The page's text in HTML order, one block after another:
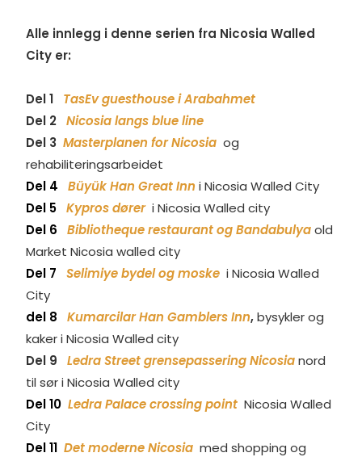
Alle innlegg i denne serien fra Nicosia Walled
City er:
Del 1
TasEv guesthouse i Arabahmet
Del 2 Nicosia langs blue line
Del 3 Masterplanen for Nicosia og
rehabiliteringsarbeidet
Del 4Büyük Han Great Inn i Nicosia Walled City
Del 5 Kypros dører i Nicosia Walled city
Del 6
Bibliotheque restaurant og Bandabulya old
Market Nicosia walled city
Del 7
Selimiye bydel og moskei Nicosia Walled
City
del 8
Kumarcilar Han Gamblers Inn,bysykler og
kaker i Nicosia Walled city
Del 9Ledra Street grensepassering Nicosianord
til sør i Nicosia Walled city
Del 10Ledra Palace crossing point Nicosia Walled
City
Del 11 Det moderne Nicosia med shopping og